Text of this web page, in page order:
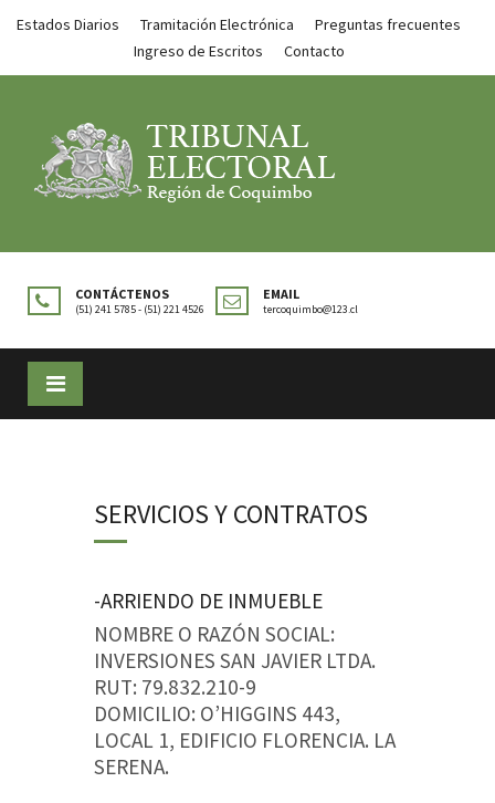
Estados Diarios Tramitación Electrónica
Preguntas frecuentes
Ingreso de Escritos
Contacto
CONTÁCTENOS
(51) 241 5785 - (51) 221 4526
EMAIL
tercoquimbo@123.cl
SERVICIOS Y CONTRATOS
-ARRIENDO DE INMUEBLE
NOMBRE O RAZÓN SOCIAL:
INVERSIONES SAN JAVIER LTDA.
RUT: 79.832.210-9
DOMICILIO: O’HIGGINS 443,
LOCAL 1, EDIFICIO FLORENCIA. LA
SERENA.